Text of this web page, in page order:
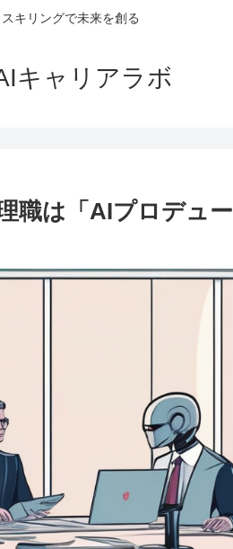
キリングで未来を創る
キャリアラボ
職は「AIプロデュー